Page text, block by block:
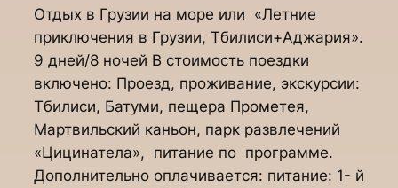
Отдых в Грузии на море или «Летние
приключения в Грузии, Тбилиси+Аджария».
9 дней/8 ночей В стоимость поездки
включено: Проезд, проживание, экскурсии:
Тбилиси, Батуми, пещера Прометея,
Мартвильский каньон, парк развлечений
«Цицинатела», питание по программе.
Дополнительно оплачивается: питание: 1- й